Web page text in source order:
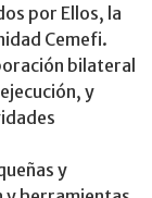
por Ellos, la
Cemefi.
bilateral
y
y